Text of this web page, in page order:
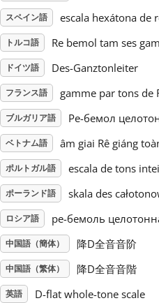
Русский
Svenska
Tiếng Việt
Türkçe
Українська
简体中文
スペイン語 escala hexátona de
トルコ語 Re bemol tam ses
ドイツ語 Des-Ganztonleiter
フランス語 gamme par tons de
ブルガリア語 Ре-бемол
ベトナム語 âm giai Rê giáng
ポルトガル語 escala de tons
ポーランド語 skala des
ロシア語 ре-бемоль
中国語（簡体） 降D全音音阶
中国語（繁体） 降D全音音階
英語 D-flat whole-tone scale